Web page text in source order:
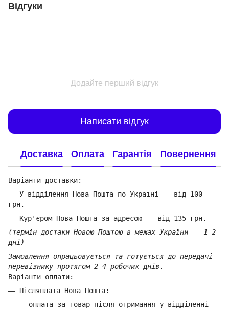
Відгуки
Додайте перший відгук
Написати відгук
Доставка Оплата Гарантія Повернення
Варіанти доставки:
— У відділення Нова Пошта по Україні — від 100
грн.
— Кур'єром Нова Пошта за адресою — від 135 грн.
(термін достаки Новою Поштою в межах України — 1-2
дні)
Замовлення опрацьовується та готується до передачі
перевізнику протягом 2-4 робочих днів.
Варіанти оплати:
— Післяплата Нова Пошта:
оплата за товар після отримання у відділенні